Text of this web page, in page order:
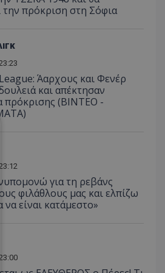
την πρόκριση στη Σόφια
Άαρχους και Φενέρ
και απέκτησαν
πρόκρισης (ΒΙΝΤΕΟ -
για τη ρεβάνς
φιλάθλους μας και ελπίζω
να είναι κατάμεστο»